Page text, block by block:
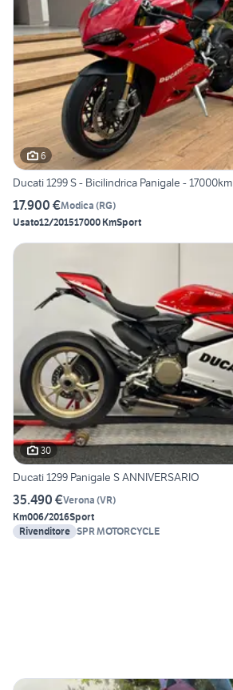
6
Ducati 1299 S - Bicilindrica Panigale - 17000km
17.900 €Modica (RG)
Usato12/201517000 KmSport
30
Ducati 1299 Panigale S ANNIVERSARIO
35.490 €Verona (VR)
Km006/2016Sport
Rivenditore SPR MOTORCYCLE